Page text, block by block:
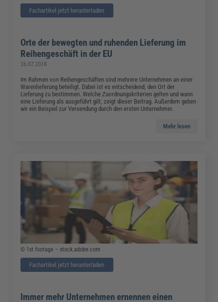
Fachartikel jetzt herunterladen
Orte der bewegten und ruhenden Lieferung im
Reihengeschäft in der EU
26.07.2018
Im Rahmen von Reihengeschäften sind mehrere Unternehmen an einer
Warenlieferung beteiligt. Dabei ist es entscheidend, den Ort der
Lieferung zu bestimmen. Welche Zuordnungskriterien gelten und wann
eine Lieferung als ausgeführt gilt, zeigt dieser Beitrag. Außerdem geben
wir ein Beispiel zur Versendung durch den ersten Unternehmer.
Mehr lesen
© 1st footage – stock.adobe.com
Fachartikel jetzt herunterladen
Immer mehr Unternehmen ernennen einen